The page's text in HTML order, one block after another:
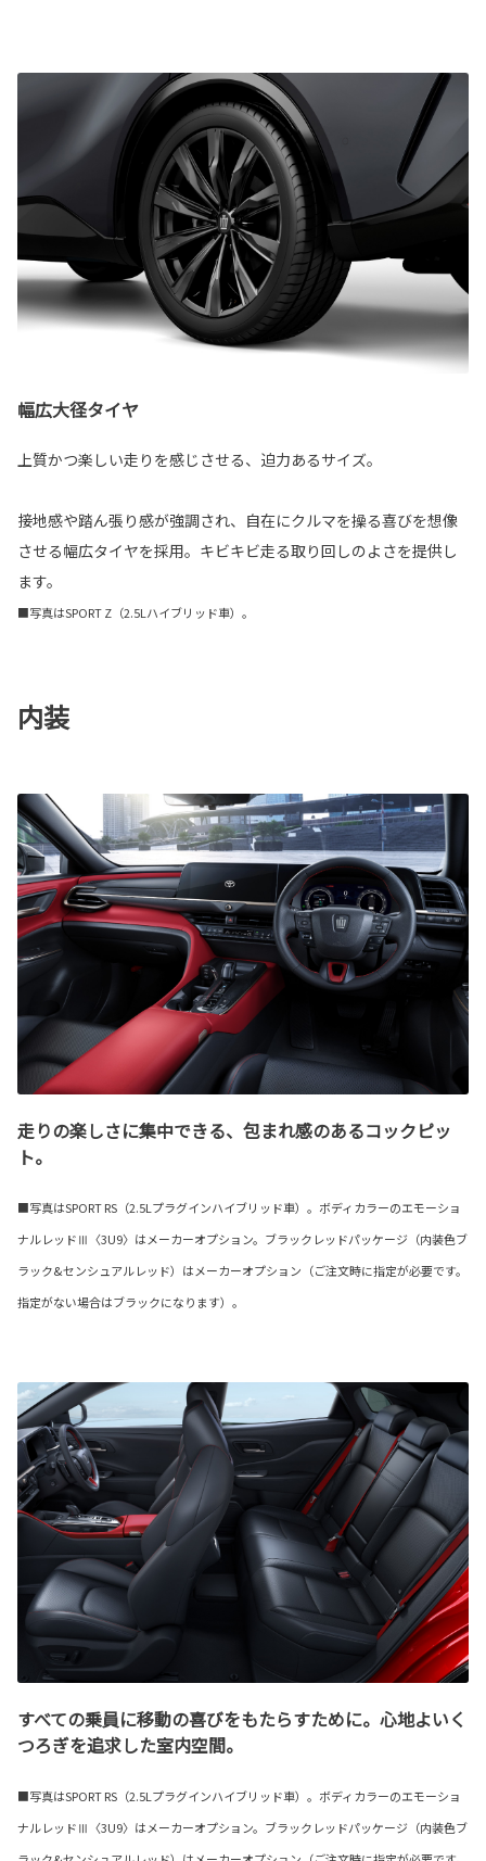
幅広大径タイヤ
上質かつ楽しい走りを感じさせる、迫力あるサイズ。
接地感や踏ん張り感が強調され、自在にクルマを操る喜びを想像
させる幅広タイヤを採用。キビキビ走る取り回しのよさを提供し
ます。
■写真はSPORT Z（2.5Lハイブリッド車）。
内装
走りの楽しさに集中できる、包まれ感のあるコックピッ
ト。
■写真はSPORT RS（2.5Lプラグインハイブリッド車）。ボディカラーのエモーショ
ナルレッドⅢ〈3U9〉はメーカーオプション。ブラックレッドパッケージ（内装色ブ
ラック&センシュアルレッド）はメーカーオプション（ご注文時に指定が必要です。
指定がない場合はブラックになります）。
すべての乗員に移動の喜びをもたらすために。心地よいく
つろぎを追求した室内空間。
■写真はSPORT RS（2.5Lプラグインハイブリッド車）。ボディカラーのエモーショ
ナルレッドⅢ〈3U9〉はメーカーオプション。ブラックレッドパッケージ（内装色ブ